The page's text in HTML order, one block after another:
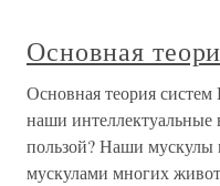
Основная
Основная теория
наши
пользой? Наши мускулы
мускулами многих